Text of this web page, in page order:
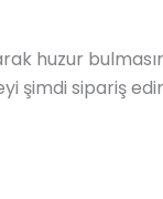
huzur
şimdi sipariş